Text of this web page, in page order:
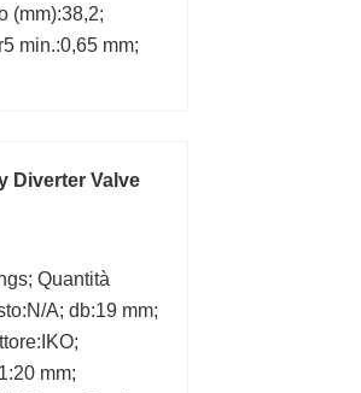
(mm):38,2;
min.:0,65 mm;
Diverter Valve
Quantità
A; db:19 mm;
mm;